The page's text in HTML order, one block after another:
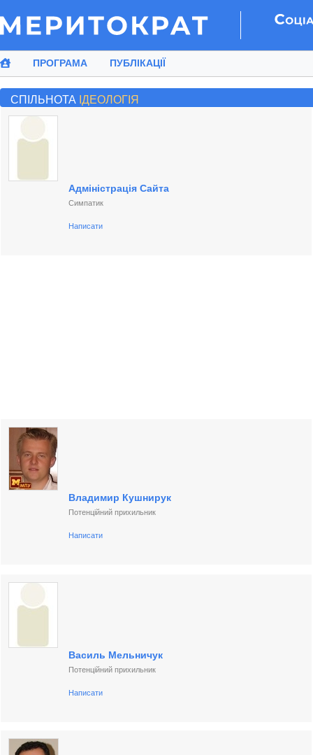
ПРОГРАМА ПУБЛІКАЦІЇ
СПІЛЬНОТА ІДЕОЛОГІЯ
Адміністрація Сайта
Симпатик
Написати
Владимир Кушнирук
Потенційний прихильник
Написати
Василь Мельничук
Потенційний прихильник
Написати